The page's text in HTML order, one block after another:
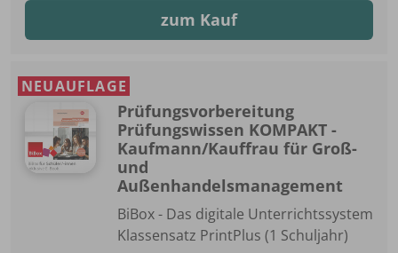
zum Kauf
NEUAUFLAGE
Prüfungsvorbereitung
Prüfungswissen KOMPAKT -
Kaufmann/Kauffrau für Groß-
und
Außenhandelsmanagement
BiBox - Das digitale Unterrichtssystem
Klassensatz PrintPlus (1 Schuljahr)